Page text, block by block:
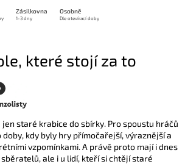
Zásilkovna Osobně
1-3 dny Dle otevírací doby
KOŠÍKkteré stojí za to
staré krabice do sbírky. Pro spoustu hráčů
kdy byly hry přímočařejší, výraznější a
vzpomínkami. A právě proto mají i dnes
ale i u lidí, kteří si chtějí staré